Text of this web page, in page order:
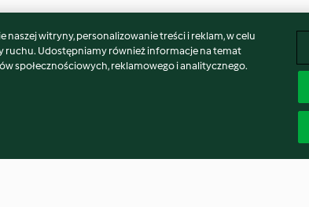
naszej witryny, personalizowanie treści i reklam, w celu
ruchu. Udostępniamy również informacje na temat
społecznościowych, reklamowego i analitycznego.